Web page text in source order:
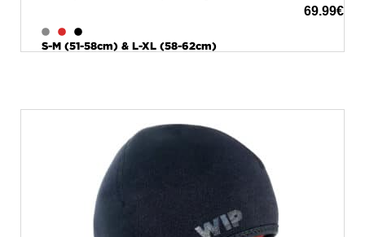
69.99€
S-M (51-58cm) & L-XL (58-62cm)